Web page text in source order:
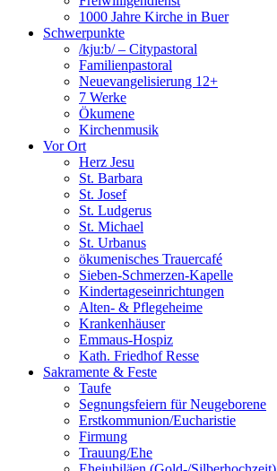
1000 Jahre Kirche in Buer
Schwerpunkte
/kju:b/ – Citypastoral
Familienpastoral
Neuevangelisierung 12+
7 Werke
Ökumene
Kirchenmusik
Vor Ort
Herz Jesu
St. Barbara
St. Josef
St. Ludgerus
St. Michael
St. Urbanus
ökumenisches Trauercafé
Sieben-Schmerzen-Kapelle
Kindertageseinrichtungen
Alten- & Pflegeheime
Krankenhäuser
Emmaus-Hospiz
Kath. Friedhof Resse
Sakramente & Feste
Taufe
Segnungsfeiern für Neugeborene
Erstkommunion/Eucharistie
Firmung
Trauung/Ehe